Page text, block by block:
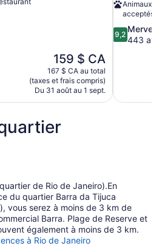
Le
prix
est
de
159 $ CA
159 $ CA
167 $ CA au total
(taxes et frais compris)
Du 31 août au 1 sept.
Animaux
acceptés
9.2
sur
9,2
443
de Rio de Janeiro).En
du quartier Barra da Tijuca
vous serez à moins de 3 km de
Barra. Plage de Reserve et
également à moins de 3 km.
à Rio de Janeiro